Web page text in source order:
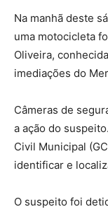
Na manhã deste
uma motocicleta
Oliveira,
imediações do
Câmeras de
a ação do
Civil Municipal
identificar e
O suspeito foi